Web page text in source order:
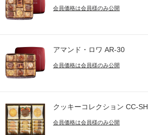
会員価格は会員様のみ公開
アマンド・ロワ AR-30
会員価格は会員様のみ公開
クッキーコレクション CC-SH
会員価格は会員様のみ公開